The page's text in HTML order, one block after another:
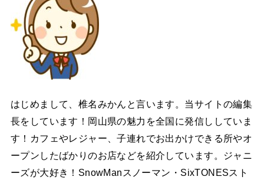
はじめまして、椎名みかんと言います。当サイトの編集
長をしています！岡山県の魅力を全国に発信ししていま
す！カフェやレジャー、子連れでお出かけできる所やオ
ープンしたばかりのお店などを紹介しています。ジャニ
ーズが大好き！SnowManスノーマン・SixTONESスト